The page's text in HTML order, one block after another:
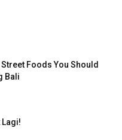
Foods You Should
Bali
Lagi!